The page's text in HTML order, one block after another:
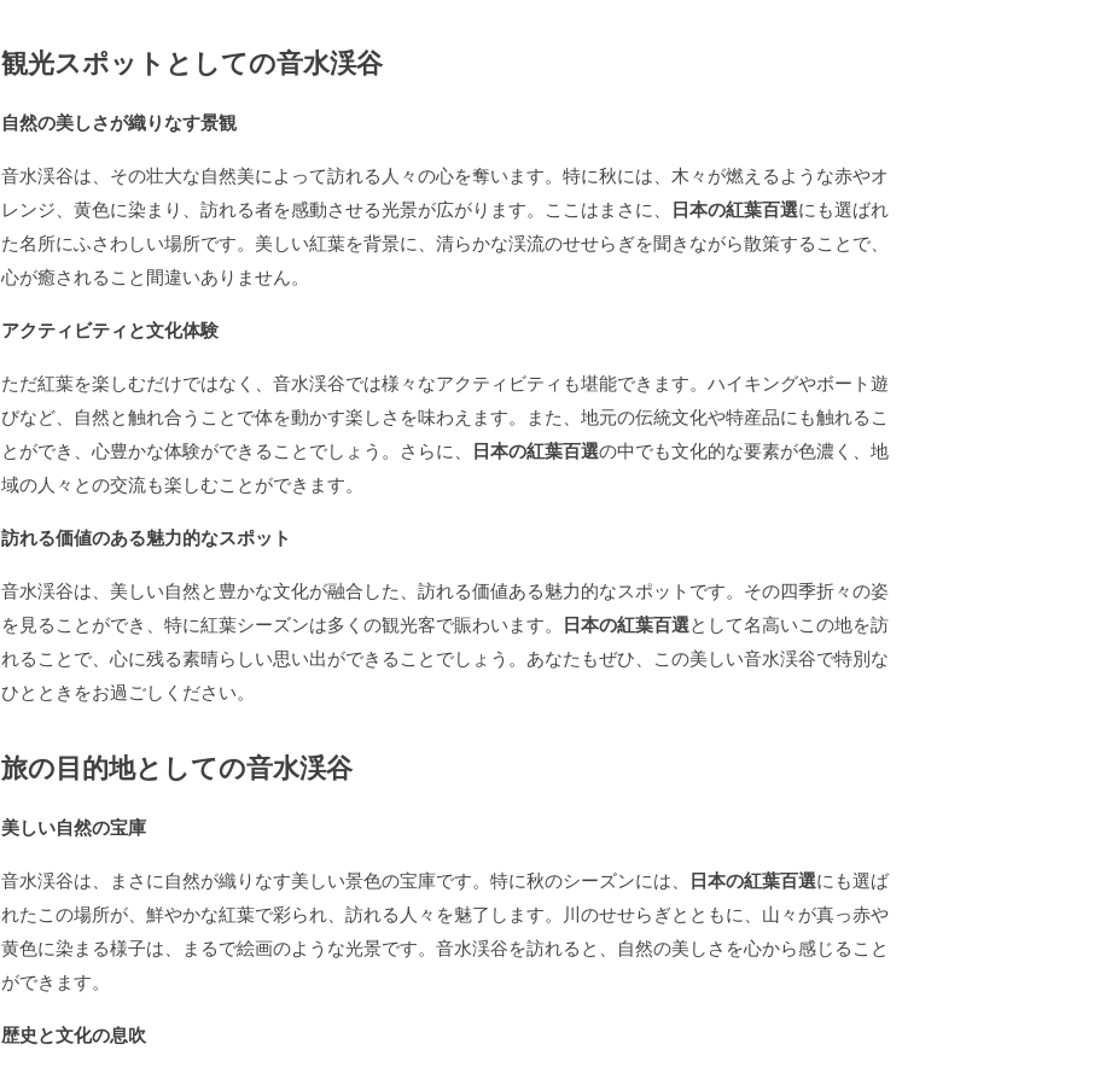
観光スポットとしての音水渓谷
自然の美しさが織りなす景観
音水渓谷は、その壮大な自然美によって訪れる人々の心を奪います。特に秋には、木々が燃えるような赤やオ
レンジ、黄色に染まり、訪れる者を感動させる光景が広がります。ここはまさに、
日本の紅葉百選にも選ばれ
た名所にふさわしい場所です。美しい紅葉を背景に、清らかな渓流のせせらぎを聞きながら散策することで、
心が癒されること間違いありません。
アクティビティと文化体験
ただ紅葉を楽しむだけではなく、音水渓谷では様々なアクティビティも堪能できます。ハイキングやボート遊
びなど、自然と触れ合うことで体を動かす楽しさを味わえます。また、地元の伝統文化や特産品にも触れるこ
とができ、心豊かな体験ができることでしょう。さらに、
日本の紅葉百選の中でも文化的な要素が色濃く、地
域の人々との交流も楽しむことができます。
訪れる価値のある魅力的なスポット
音水渓谷は、美しい自然と豊かな文化が融合した、訪れる価値ある魅力的なスポットです。その四季折々の姿
を見ることができ、特に紅葉シーズンは多くの観光客で賑わいます。
日本の紅葉百選として名高いこの地を訪
れることで、心に残る素晴らしい思い出ができることでしょう。あなたもぜひ、この美しい音水渓谷で特別な
ひとときをお過ごしください。
旅の目的地としての音水渓谷
美しい自然の宝庫
音水渓谷は、まさに自然が織りなす美しい景色の宝庫です。特に秋のシーズンには、 日本の紅葉百選にも選ば
れたこの場所が、鮮やかな紅葉で彩られ、訪れる人々を魅了します。川のせせらぎとともに、山々が真っ赤や
黄色に染まる様子は、まるで絵画のような光景です。音水渓谷を訪れると、自然の美しさを心から感じること
ができます。
歴史と文化の息吹